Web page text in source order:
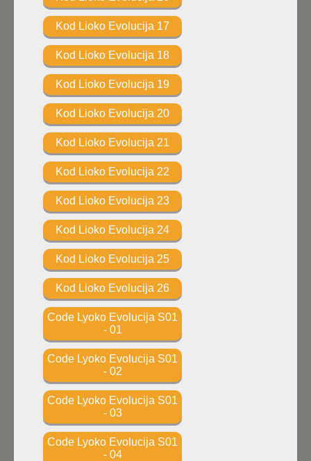
Kod Lioko Evolucija 17
Kod Lioko Evolucija 18
Kod Lioko Evolucija 19
Kod Lioko Evolucija 20
Kod Lioko Evolucija 21
Kod Lioko Evolucija 22
Kod Lioko Evolucija 23
Kod Lioko Evolucija 24
Kod Lioko Evolucija 25
Kod Lioko Evolucija 26
Code Lyoko Evolucija S01
- 01
Code Lyoko Evolucija S01
- 02
Code Lyoko Evolucija S01
- 03
Code Lyoko Evolucija S01
- 04